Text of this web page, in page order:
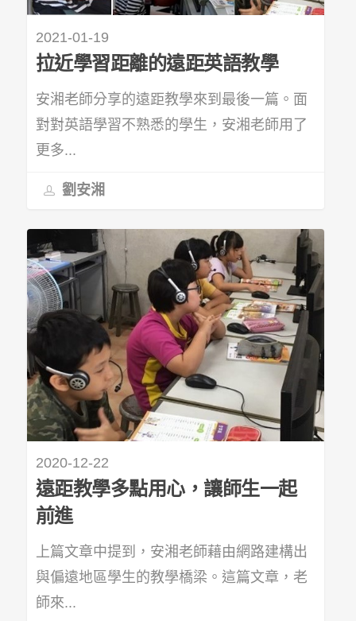
2021-01-19
拉近學習距離的遠距英語教學
安湘老師分享的遠距教學來到最後一篇。面
對對英語學習不熟悉的學生，安湘老師用了
更多...
劉安湘
2020-12-22
遠距教學多點用心，讓師生一起
前進
上篇文章中提到，安湘老師藉由網路建構出
與偏遠地區學生的教學橋梁。這篇文章，老
師來...